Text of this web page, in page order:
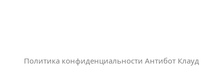
Политика конфиденциальности Антибот Клауд